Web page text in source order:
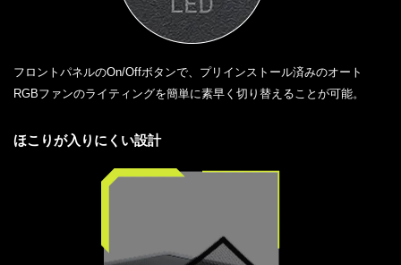
フロントパネルのOn/Offボタンで、プリインストール済みのオート
RGBファンのライティングを簡単に素早く切り替えることが可能。
ほこりが入りにくい設計